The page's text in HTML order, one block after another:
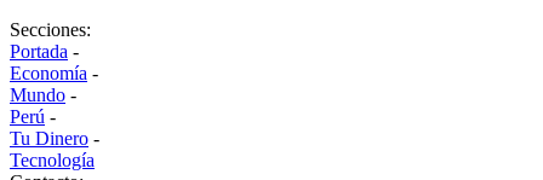
Secciones:
Portada -
Economía -
Mundo -
Perú -
Tu Dinero -
Tecnología